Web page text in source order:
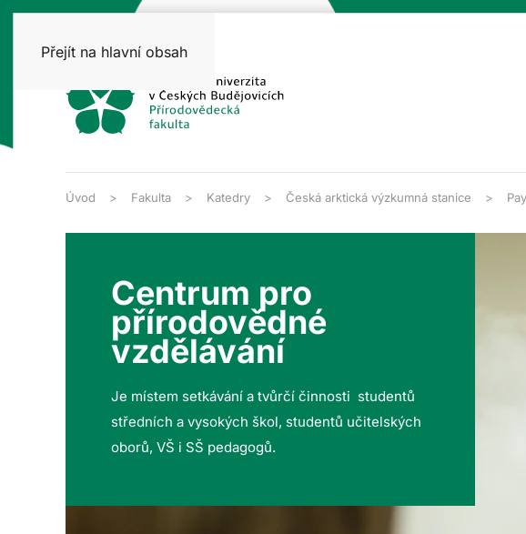
Přejít na hlavní obsah
Úvod Fakulta Katedry Česká arktická výzkumná stanice
Centrum pro
přírodovědné
vzdělávání
Je místem setkávání a tvůrčí činnosti studentů
středních a vysokých škol, studentů učitelských
oborů, VŠ i SŠ pedagogů.